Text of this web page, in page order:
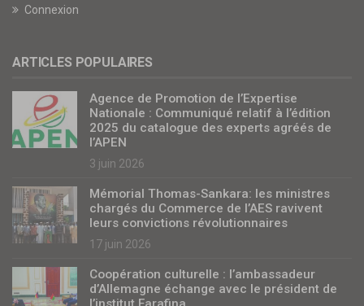
Connexion
ARTICLES POPULAIRES
Agence de Promotion de l’Expertise
Nationale : Communiqué relatif à l’édition
2025 du catalogue des experts agréés de
l’APEN
3 juin 2026
Mémorial Thomas-Sankara: les ministres
chargés du Commerce de l’AES ravivent
leurs convictions révolutionnaires
17 juin 2026
Coopération culturelle : l’ambassadeur
d’Allemagne échange avec le président de